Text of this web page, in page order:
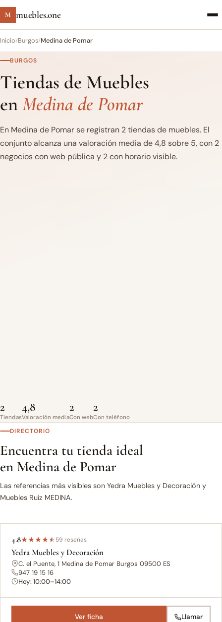
M muebles.one
Inicio/Burgos/Medina de Pomar
BURGOS
Tiendas de Muebles
enMedina de Pomar
En Medina de Pomar se registran 2 tiendas de muebles. El
conjunto alcanza una valoración media de 4,8 sobre 5, con 2
negocios con web pública y 2 con horario visible.
2
Tiendas
4,8
Valoración media
2
Con web
2
Con teléfono
DIRECTORIO
Encuentra tu tienda ideal
en Medina de Pomar
Las referencias más visibles son Yedra Muebles y Decoración y
Muebles Ruiz MEDINA.
4.8★★★★★59 reseñas
Yedra Muebles y Decoración
C. el Puente, 1 Medina de Pomar Burgos 09500 ES
947 19 15 16
Hoy: 10:00–14:00
Ver ficha Llamar